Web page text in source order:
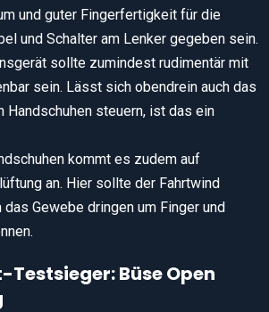
und guter Fingerfertigkeit für die
und Schalter am Lenker gegeben sein.
sollte zumindest rudimentär mit
sein. Lässt sich obendrein auch das
Handschuhen steuern, ist das ein
kommt es zudem auf
an. Hier sollte der Fahrtwind
Gewebe dringen um Finger und
Testsieger: Büse Open